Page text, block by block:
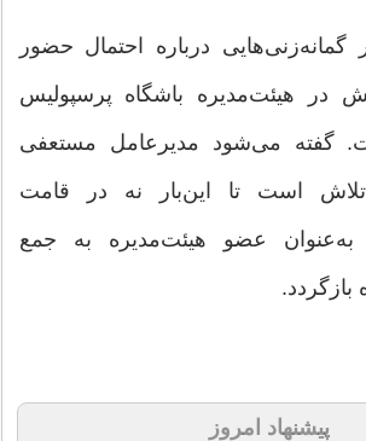
درباره احتمال حضور
در هیئت‌مدیره باشگاه پرسپولیس
گفته می‌شود مدیرعامل مستعفی
است تا این‌بار نه در قامت
به‌عنوان عضو هیئت‌مدیره به جمع
بازگردد.
پیشنهاد امروز